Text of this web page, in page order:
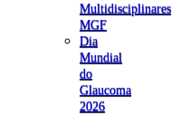
Multidisciplinares
MGF
Dia
Mundial
do
Glaucoma
2026